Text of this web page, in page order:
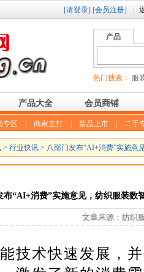
[请登录] [会员注册]
产品
热门搜索： 服
产品大全 会员商铺
专区 商家主打 新品上市 二手
> 行业快讯 > 八部门发布“AI+消费”实施意
布“AI+消费”实施意见，纺织服装数
文章来源：纺织
技术快速发展，